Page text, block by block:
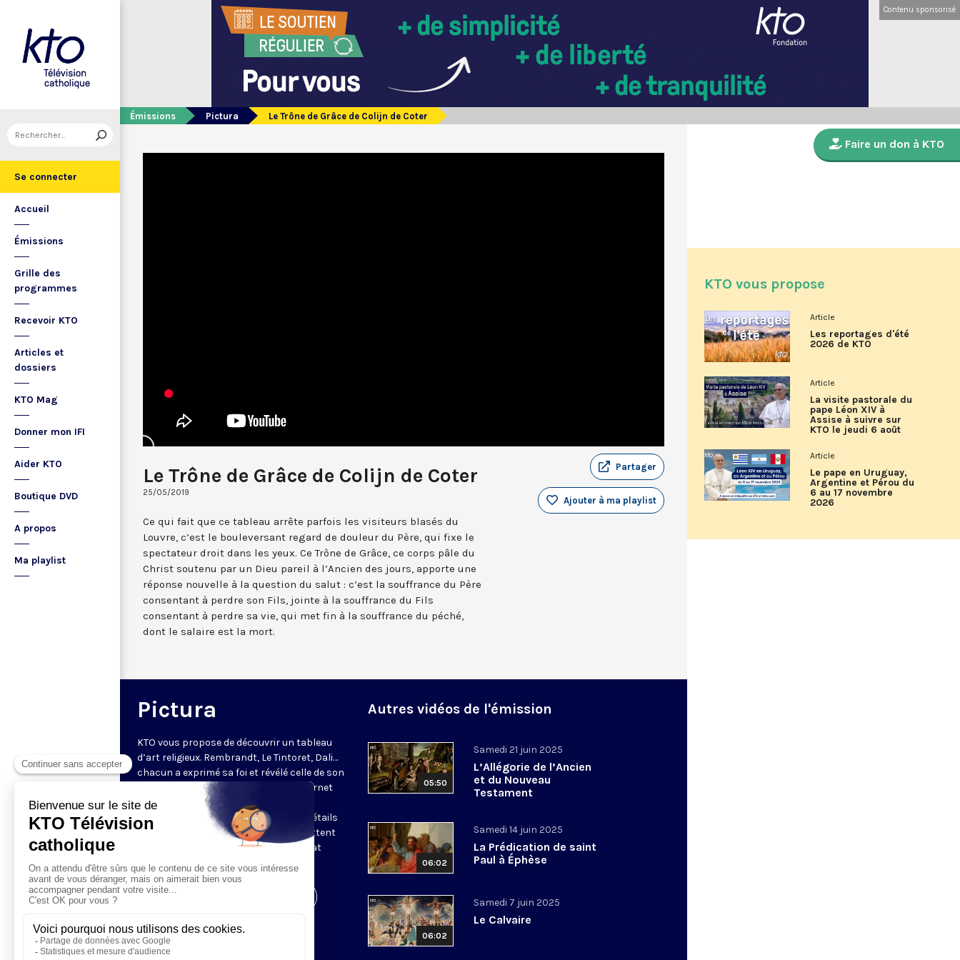
Se connecter
Accueil
Émissions
Grille des
programmes
Recevoir KTO
Articles et
dossiers
KTO Mag
Donner mon IFI
Aider KTO
Boutique DVD
A propos
Ma playlist
Contenu sponsorisé
Émissions Pictura Le Trône de Grâce de Colijn de Coter
Le Trône de Grâce de Colijn de Coter
25/05/2019
Partager
Ajouter à ma playlist
Ce qui fait que ce tableau arrête parfois les visiteurs blasés du
Louvre, c’est le bouleversant regard de douleur du Père, qui fixe le
spectateur droit dans les yeux. Ce Trône de Grâce, ce corps pâle du
Christ soutenu par un Dieu pareil à l’Ancien des jours, apporte une
réponse nouvelle à la question du salut : c’est la souffrance du Père
consentant à perdre son Fils, jointe à la souffrance du Fils
consentant à perdre sa vie, qui met fin à la souffrance du péché,
dont le salaire est la mort.
Pictura
KTO vous propose de découvrir un tableau
d’art religieux. Rembrandt, Le Tintoret, Dali…
chacun a exprimé sa foi et révélé celle de son
époque à travers ses œuvres. Régis Burnet
nous plonge littéralement dans leurs
tableaux éclairant grandes lignes et détails
pour observer la théologie qu'elles mettent
en couleur. Une émission en partenariat
avec
Le Monde de la Bible
Visiter la page de l'émission
Autres vidéos de l'émission
05:50
Samedi 21 juin 2025
L’Allégorie de l’Ancien
et du Nouveau
Testament
06:02
Samedi 14 juin 2025
La Prédication de saint
Paul à Éphèse
06:02
Samedi 7 juin 2025
Le Calvaire
Faire un don à KTO
KTO vous propose
Article
Les reportages d'été
2026 de KTO
Article
La visite pastorale du
pape Léon XIV à
Assise à suivre sur
KTO le jeudi 6 août
Article
Le pape en Uruguay,
Argentine et Pérou du
6 au 17 novembre
2026